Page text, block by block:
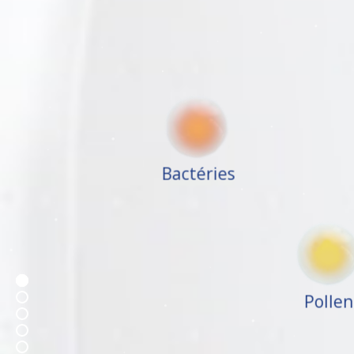
Bactéries